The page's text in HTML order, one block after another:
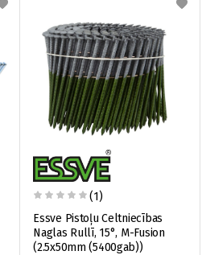
(1)
Essve Pistoļu Celtniecības
Naglas Rullī, 15°, M-Fusion
(2.5x50mm (5400gab))